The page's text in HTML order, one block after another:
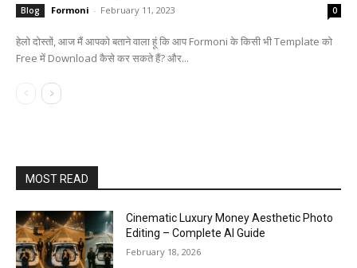
Blog Formoni - February 11, 2023 0
हेलो दोस्तों, आज मैं आपको बताने वाला हूं कि आप Formoni के किसी भी Template को
Free में Download कैसे कर सकते हैं? और...
MOST READ
Cinematic Luxury Money Aesthetic Photo
Editing – Complete AI Guide
February 18, 2026